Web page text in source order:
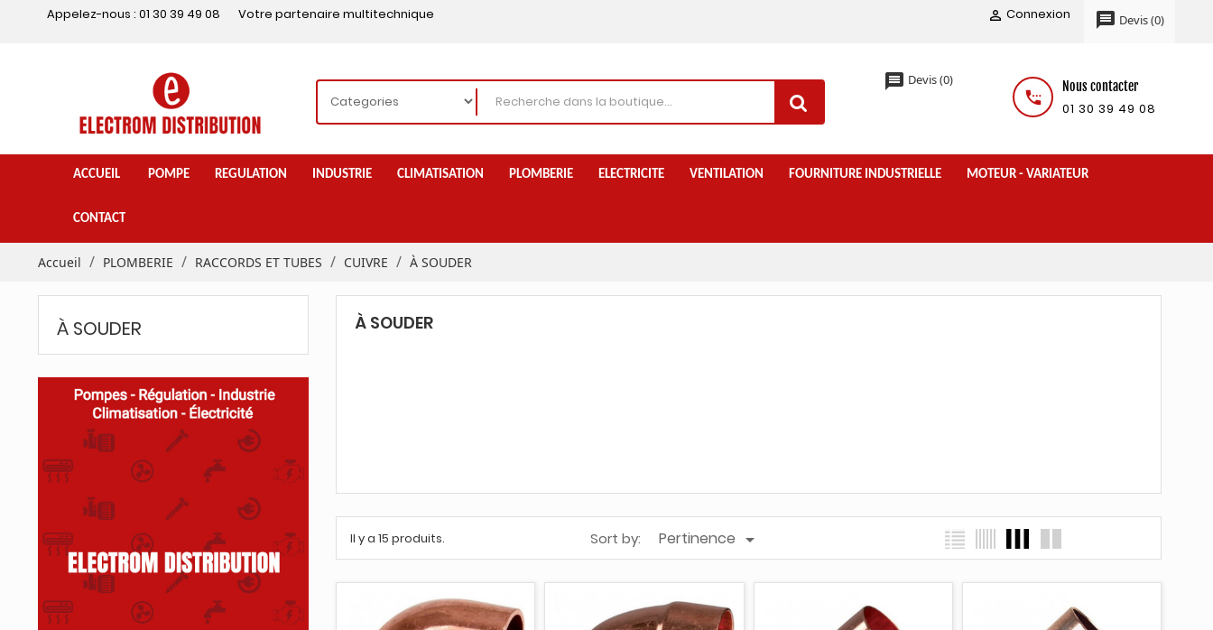
Appelez-nous : 01 30 39 49 08 Votre partenaire multitechnique  Connexion message Devis(0)
settings_phone
Nous contacter
01 30 39 49 08
message Devis(0)
ACCUEIL POMPE REGULATION INDUSTRIE CLIMATISATION PLOMBERIE ELECTRICITE VENTILATION FOURNITURE INDUSTRIELLE MOTEUR - VARIATEUR
CONTACT
Accueil PLOMBERIE RACCORDS ET TUBES CUIVRE À SOUDER
À SOUDER À SOUDER
Il y a 15 produits. Sort by: Pertinence 